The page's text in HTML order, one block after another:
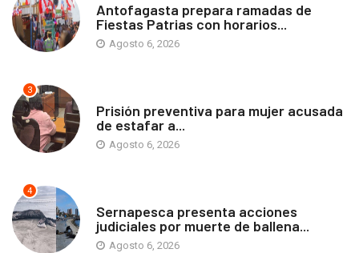
Antofagasta prepara ramadas de
Fiestas Patrias con horarios...
Agosto 6, 2026
3
Prisión preventiva para mujer acusada
de estafar a...
Agosto 6, 2026
4
Sernapesca presenta acciones
judiciales por muerte de ballena...
Agosto 6, 2026